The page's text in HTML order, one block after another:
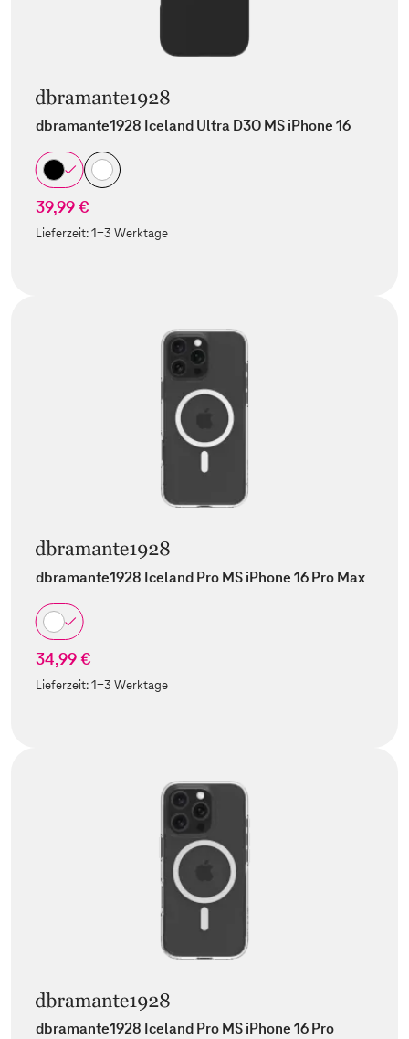
dbramante1928 Iceland Ultra D3O MS iPhone 16
39,99 €
Lieferzeit:1-3 Werktage
dbramante1928 Iceland Pro MS iPhone 16 Pro Max
34,99 €
Lieferzeit:1-3 Werktage
dbramante1928 Iceland Pro MS iPhone 16 Pro